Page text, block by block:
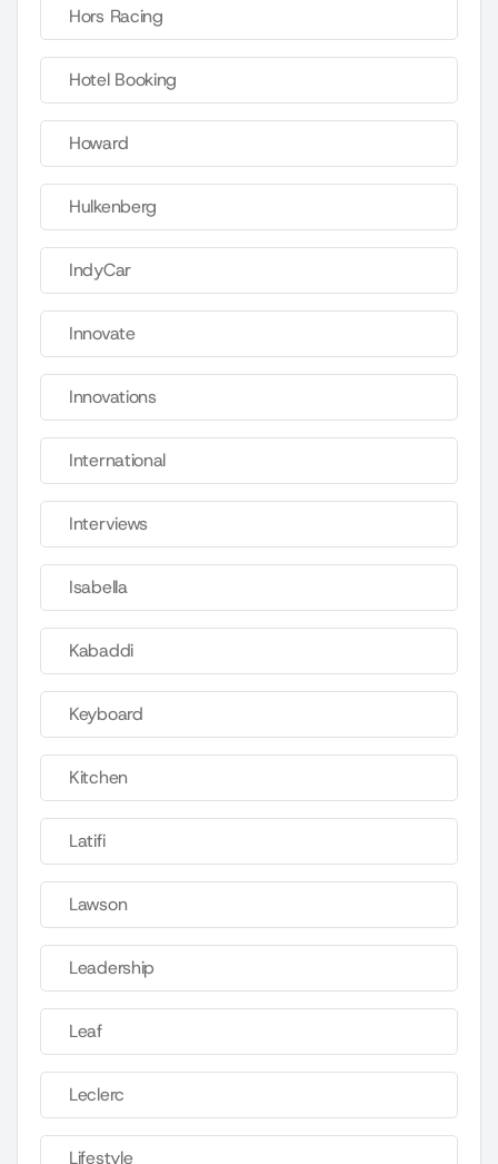
Hors Racing
Hotel Booking
Howard
Hulkenberg
IndyCar
Innovate
Innovations
International
Interviews
Isabella
Kabaddi
Keyboard
Kitchen
Latifi
Lawson
Leadership
Leaf
Leclerc
Lifestyle